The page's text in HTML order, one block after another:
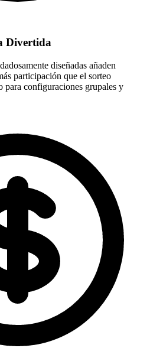
Divertida
diseñadas añaden
participación que el sorteo
para configuraciones grupales y